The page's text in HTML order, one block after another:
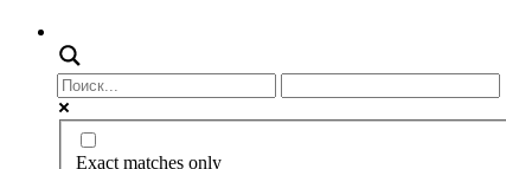
Exact matches only